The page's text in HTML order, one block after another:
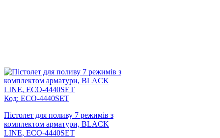
Код: ECO-4440SET
Пістолет для поливу 7 режимів з
комплектом арматури, BLACK
LINE, ECO-4440SET